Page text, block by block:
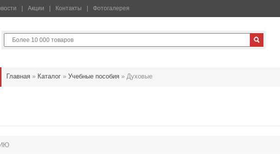
Акции Контакты Фотогалерея
Главная » Каталог » Учебные пособия » Духовые